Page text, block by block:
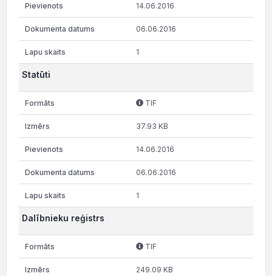
14.06.2016
06.06.2016
1
Statūti
TIF
37.93 KB
14.06.2016
06.06.2016
1
Dalībnieku reģistrs
TIF
249.09 KB